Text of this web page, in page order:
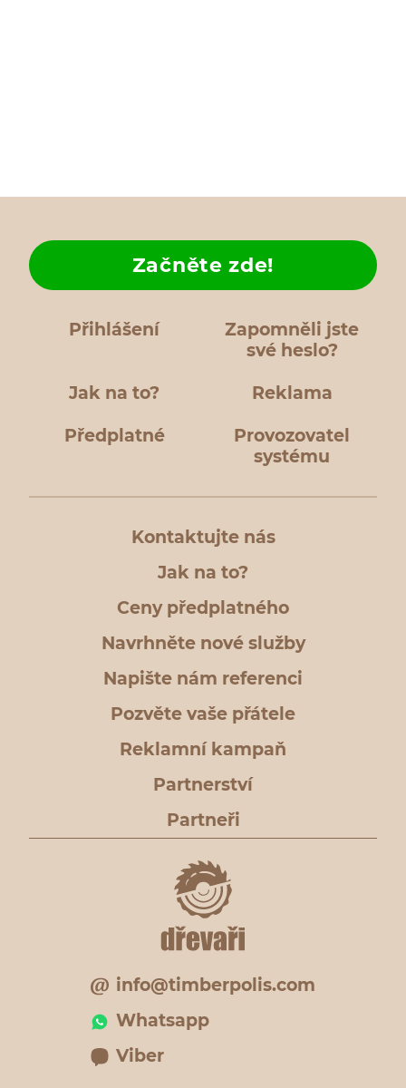
Přihlášení
Zapomněli jste
své heslo?
Jak na to?
Začněte zde!
Reklama
Předplatné
Provozovatel
systému
Kontaktujte nás
Jak na to?
Ceny předplatného
Navrhněte nové služby
Napište nám referenci
Pozvěte vaše přátele
Reklamní kampaň
Partnerství
Partneři
info@timberpolis.com
Whatsapp
Viber